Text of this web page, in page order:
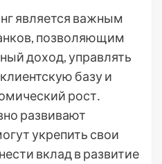
является важным
позволяющим
доход, управлять
базу и
рост․
развивают
укрепить свои
вклад в развитие